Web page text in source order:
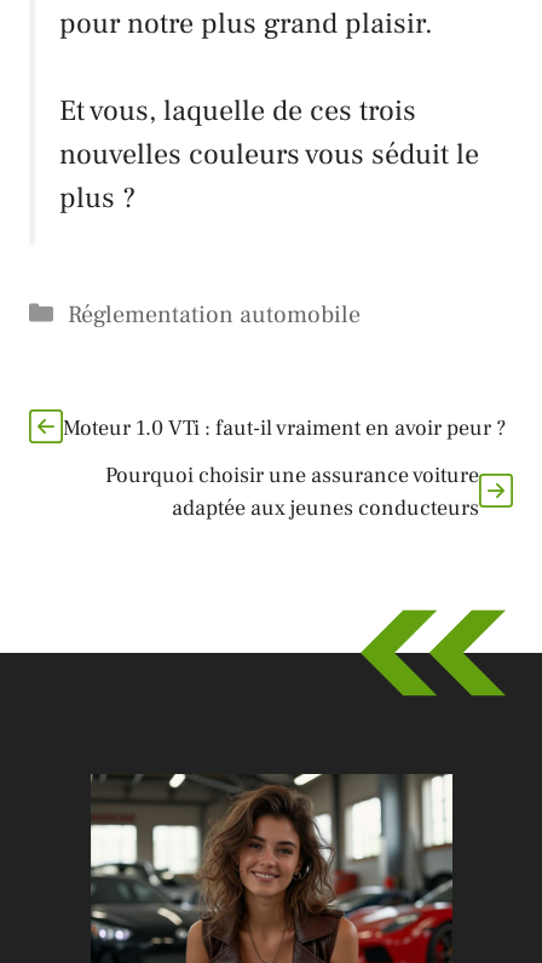
pour notre plus grand plaisir.
Et vous, laquelle de ces trois
nouvelles couleurs vous séduit le
plus ?
Catégories
Réglementation automobile
Moteur 1.0 VTi : faut-il vraiment en avoir peur ?
Pourquoi choisir une assurance voiture
adaptée aux jeunes conducteurs